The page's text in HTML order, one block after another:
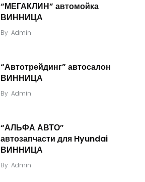
“МЕГАКЛИН” автомойка
ВИННИЦА
By Admin
“Автотрейдинг” автосалон
ВИННИЦА
By Admin
“АЛЬФА АВТО”
автозапчасти для Hyundai
ВИННИЦА
By Admin